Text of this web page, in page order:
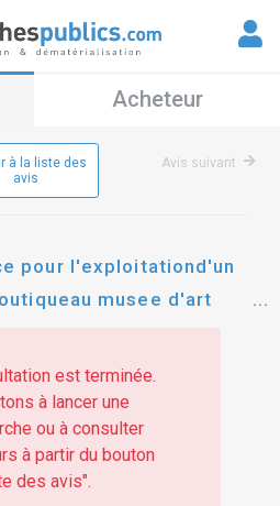
Acheteur
à la liste des
avis
Avis suivant
pour l'exploitationd'un
musee d'art
est terminée.
à lancer une
ou à consulter
à partir du bouton
des avis".